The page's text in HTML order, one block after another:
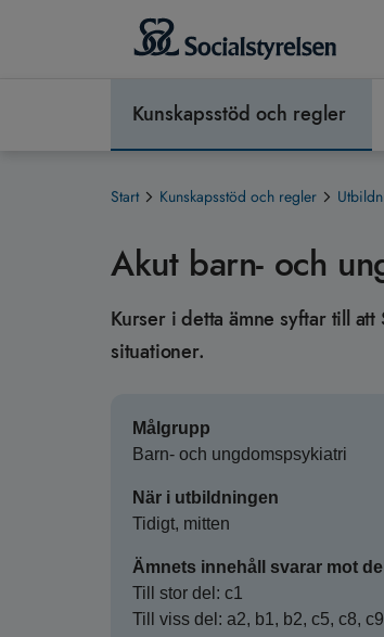
Kunskapsstöd och regler
Start Kunskapsstöd och regler
Akut barn- och
Kurser i detta ämne syftar till
situationer.
Målgrupp
Barn- och ungdomspsykiatri
När i utbildningen
Tidigt, mitten
Ämnets innehåll svarar mot
Till stor del: c1
Till viss del: a2, b1, b2, c5, c8, c9